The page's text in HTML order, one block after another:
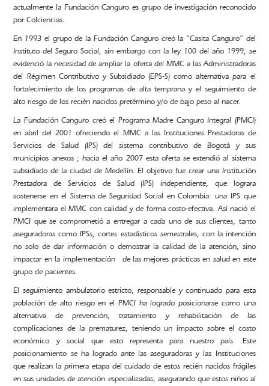
actualmente la Fundación Canguro es grupo de investigación reconocido
por Colciencias.
En 1993 el grupo de la Fundación Canguro creó la “Casita Canguro” del
Instituto del Seguro Social, sin embargo con la ley 100 del año 1999, se
evidenció la necesidad de ampliar la oferta del MMC a las Administradoras
del Régimen Contributivo y Subsidiado (EPS-S) como alternativa para el
fortalecimiento de los programas de alta temprana y el seguimiento de
alto riesgo de los recién nacidos pretérmino y/o de bajo peso al nacer.
La Fundación Canguro creó el Programa Madre Canguro Integral (PMCI)
en abril del 2001 ofreciendo el MMC a las Instituciones Prestadoras de
Servicios de Salud (IPS) del sistema contributivo de Bogotá y sus
municipios anexos ; hacia el año 2007 esta oferta se extendió al sistema
subsidiado de la ciudad de Medellín. El objetivo fue crear una Institución
Prestadora de Servicios de Salud (IPS) independiente, que lograra
sostenerse en el Sistema de Seguridad Social en Colombia: una IPS que
implementara el MMC con calidad y de forma costo-efectiva. Así nació el
PMCI que se comprometió a entregar a cada uno de sus clientes, tanto
aseguradoras como IPSs, cortes estadísticos semestrales, con la intención
no solo de dar información o demostrar la calidad de la atención, sino
impactar en la implementación de las mejores prácticas en salud en este
grupo de pacientes.
El seguimiento ambulatorio estricto, responsable y continuado para esta
población de alto riesgo en el PMCI ha logrado posicionarse como una
alternativa de prevención, tratamiento y rehabilitación de las
complicaciones de la prematurez, teniendo un impacto sobre el costo
económico y social que esto representa para nuestro país. Este
posicionamiento se ha logrado ante las aseguradoras y las Instituciones
que realizan la primera etapa del cuidado de estos recién nacidos frágiles
en sus unidades de atención especializadas, asegurando que estos niños al